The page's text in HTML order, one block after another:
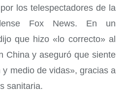
los telespectadores de la
Fox News. En un
que hizo «lo correcto» al
China y aseguró que siente
medio de vidas», gracias a
sanitaria.